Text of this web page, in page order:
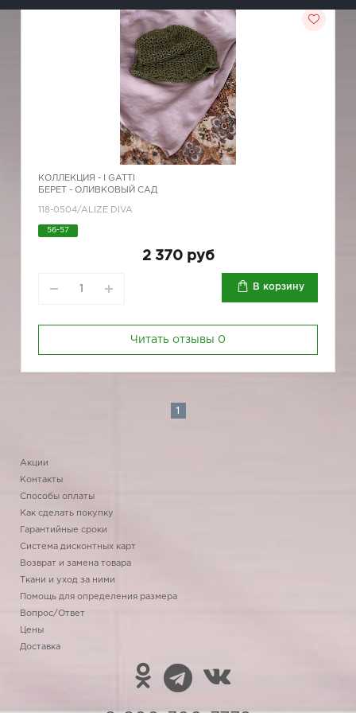
КОЛЛЕКЦИЯ -
I GATTI
БЕРЕТ - ОЛИВКОВЫЙ САД
118-0504/ALIZE DIVA
56-57
2 370 руб
В корзину
Читать отзывы 0
1
Акции
Контакты
Способы оплаты
Как сделать покупку
Гарантийные сроки
Система дисконтных карт
Возврат и замена товара
Ткани и уход за ними
Помощь для определения размера
Вопрос/Ответ
Цены
Доставка